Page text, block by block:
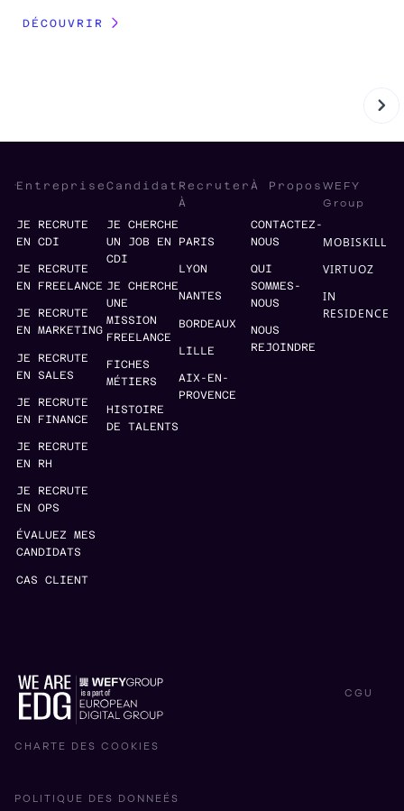
DÉCOUVRIR
Entreprise
JE RECRUTE
EN CDI
JE RECRUTE
EN FREELANCE
JE RECRUTE
EN MARKETING
JE RECRUTE
EN SALES
JE RECRUTE
EN FINANCE
JE RECRUTE
EN RH
JE RECRUTE
EN OPS
ÉVALUEZ MES
CANDIDATS
CAS CLIENT
Candidat
JE CHERCHE
UN JOB EN
CDI
JE CHERCHE
UNE
MISSION
FREELANCE
FICHES
MÉTIERS
HISTOIRE
DE TALENTS
Recruter
À
PARIS
LYON
NANTES
BORDEAUX
LILLE
AIX-EN-
PROVENCE
À Propos
CONTACTEZ-
NOUS
QUI
SOMMES-
NOUS
NOUS
REJOINDRE
WEFY
Group
MOBISKILL
VIRTUOZ
IN
RESIDENCE
CHARTE DES COOKIES
POLITIQUE DES DONNEÉS
CGU